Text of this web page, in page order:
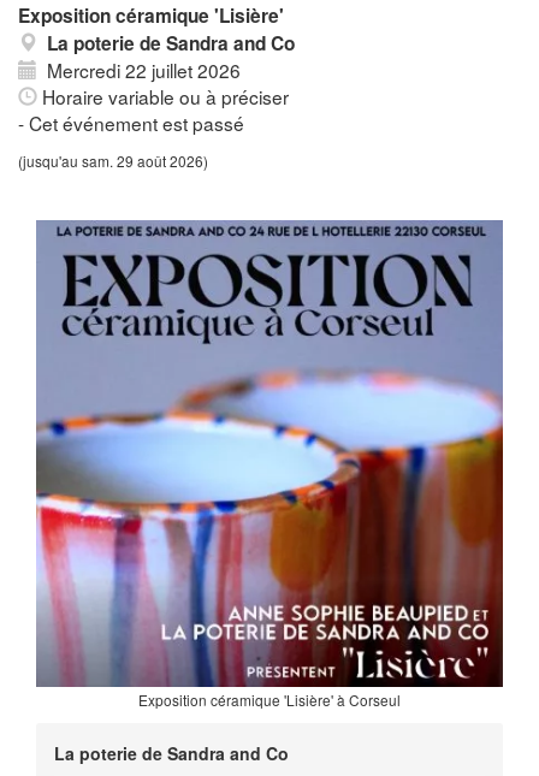
Exposition céramique 'Lisière'
La poterie de Sandra and Co
Mercredi 22 juillet 2026
Horaire variable ou à préciser
- Cet événement est passé
(jusqu'au sam. 29 août 2026)
Exposition céramique 'Lisière' à Corseul
La poterie de Sandra and Co